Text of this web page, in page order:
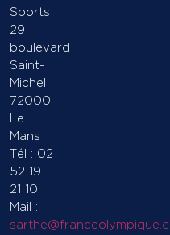
Sports
29
boulevard
Saint-
Michel
72000
Le
Mans
Tél : 02
52 19
21 10
Mail :